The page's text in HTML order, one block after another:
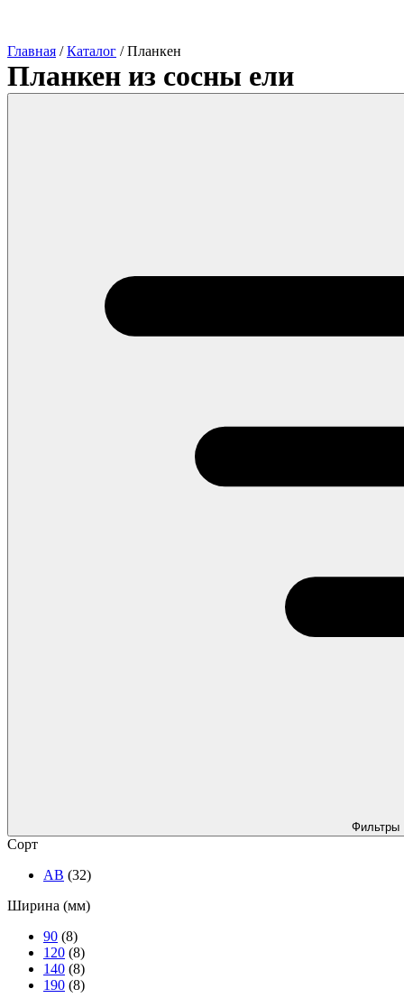
Главная /Каталог /Планкен
Планкен из сосны ели
Фильтры
Сорт
АВ (32)
Ширина (мм)
90 (8)
120 (8)
140 (8)
190 (8)